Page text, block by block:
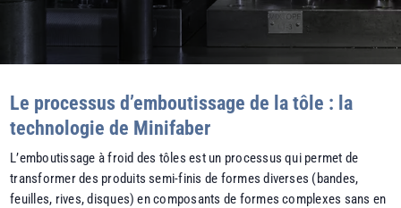
Le processus d’emboutissage de la tôle : la
technologie de Minifaber
L’emboutissage à froid des tôles est un processus qui permet de
transformer des produits semi-finis de formes diverses (bandes,
feuilles, rives, disques) en composants de formes complexes sans en